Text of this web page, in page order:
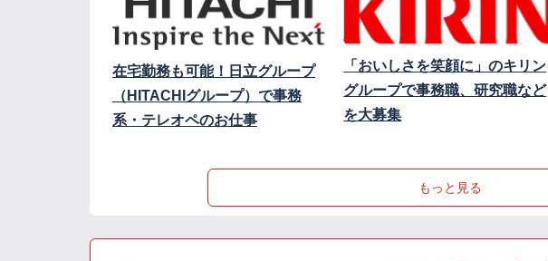
在宅勤務も可能！日立グループ
（HITACHIグループ）で事務
系・テレオペのお仕事
「おいしさを笑顔に」のキリン
グループで事務職、研究職など
を大募集
もっと見る